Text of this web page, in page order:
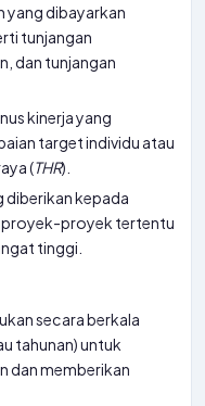
yang dibayarkan
tunjangan
dan tunjangan
kinerja yang
target individu atau
(THR).
diberikan kepada
proyek-proyek tertentu
tinggi.
secara berkala
tahunan) untuk
dan memberikan